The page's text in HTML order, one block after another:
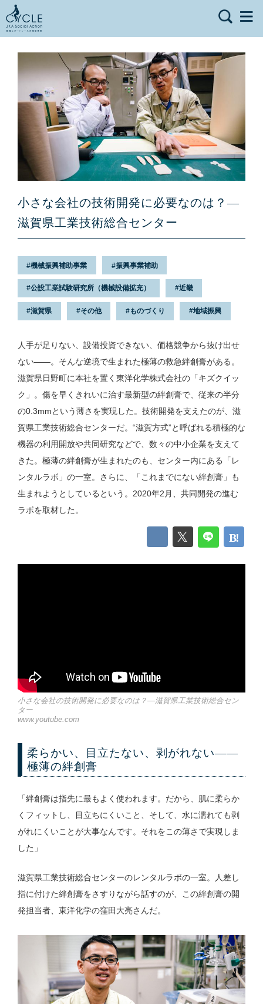
小さな会社の技術開発に必要なのは？—
滋賀県工業技術総合センター
機械振興補助事業 振興事業補助
公設工業試験研究所（機械設備拡充） 近畿
滋賀県 その他 ものづくり 地域振興
人手が足りない、設備投資できない、価格競争から抜け出せ
ない——。そんな逆境で生まれた極薄の救急絆創膏がある。
滋賀県日野町に本社を置く東洋化学株式会社の「キズクイッ
ク」。傷を早くきれいに治す最新型の絆創膏で、従来の半分
の0.3mmという薄さを実現した。技術開発を支えたのが、滋
賀県工業技術総合センターだ。“滋賀方式”と呼ばれる積極的な
機器の利用開放や共同研究などで、数々の中小企業を支えて
きた。極薄の絆創膏が生まれたのも、センター内にある「レ
ンタルラボ」の一室。さらに、「これまでにない絆創膏」も
生まれようとしているという。2020年2月、共同開発の進む
ラボを取材した。
小さな会社の技術開発に必要なのは？—滋賀県工業技術総合セン
ター
www.youtube.com
柔らかい、目立たない、剥がれない——
極薄の絆創膏
「絆創膏は指先に最もよく使われます。だから、肌に柔らか
くフィットし、目立ちにくいこと、そして、水に濡れても剥
がれにくいことが大事なんです。それをこの薄さで実現しま
した」
滋賀県工業技術総合センターのレンタルラボの一室。人差し
指に付けた絆創膏をさすりながら話すのが、この絆創膏の開
発担当者、東洋化学の窪田大亮さんだ。